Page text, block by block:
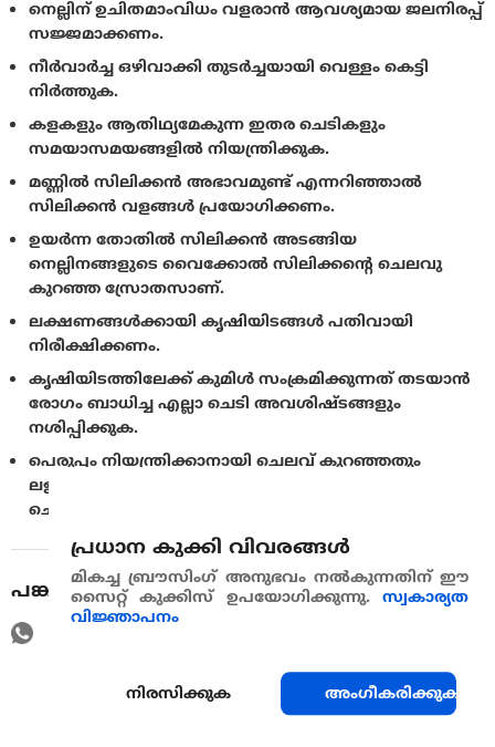
നെല്ലിന് ഉചിതമാംവിധം വളരാന്‍ ആവശ്യമായ ജലനിരപ്പ്
സജ്ജമാക്കണം.
നീര്‍വാര്‍ച്ച ഒഴിവാക്കി തുടര്‍ച്ചയായി വെള്ളം കെട്ടി
നിര്‍ത്തുക.
കളകളും ആതിഥ്യമേകുന്ന ഇതര ചെടികളും
സമയാസമയങ്ങളില്‍ നിയന്ത്രിക്കുക.
മണ്ണില്‍ സിലിക്കന്‍ അഭാവമുണ്ട് എന്നറിഞ്ഞാല്‍
സിലിക്കന്‍ വളങ്ങള്‍ പ്രയോഗിക്കണം.
ഉയര്‍ന്ന തോതില്‍ സിലിക്കന്‍ അടങ്ങിയ
നെല്ലിനങ്ങളുടെ വൈക്കോല്‍ സിലിക്കന്റെ ചെലവു
കുറഞ്ഞ സ്രോതസാണ്.
ലക്ഷണങ്ങള്‍ക്കായി കൃഷിയിടങ്ങള്‍ പതിവായി
നിരീക്ഷിക്കണം.
കൃഷിയിടത്തിലേക്ക് കുമിള്‍ സംക്രമിക്കുന്നത് തടയാന്‍
രോഗം ബാധിച്ച എല്ലാ ചെടി അവശിഷ്ടങ്ങളും
നശിപ്പിക്കുക.
പെരുപ്പം നിയന്ത്രിക്കാനായി ചെലവ് കുറഞ്ഞതും
ലളിതവുമായ മാര്‍ഗ്ഗം ഒരു മാറ്റകൃഷി ആസൂത്രണം
ചെയ്യുന്നതാണ്.
പങ്കുവെയ്ക്കുക
പ്രധാന കുക്കി വിവരങ്ങള്‍
മികച്ച ബ്രൗസിംഗ് അനുഭവം നൽകുന്നതിന് ഈ
സൈറ്റ് കുക്കിസ് ഉപയോഗിക്കുന്നു. സ്വകാര്യത
വിജ്ഞാപനം
നിരസിക്കുക അംഗീകരിക്കുക